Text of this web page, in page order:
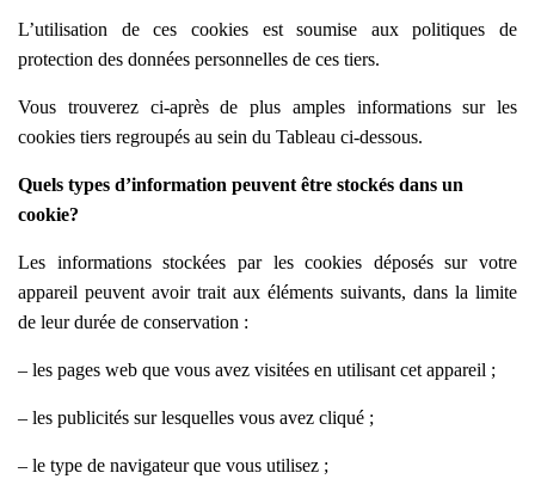
L’utilisation de ces cookies est soumise aux politiques de
protection des données personnelles de ces tiers.
Vous trouverez ci-après de plus amples informations sur les
cookies tiers regroupés au sein du Tableau ci-dessous.
Quels types d’information peuvent être stockés dans un
cookie?
Les informations stockées par les cookies déposés sur votre
appareil peuvent avoir trait aux éléments suivants, dans la limite
de leur durée de conservation :
– les pages web que vous avez visitées en utilisant cet appareil ;
– les publicités sur lesquelles vous avez cliqué ;
– le type de navigateur que vous utilisez ;